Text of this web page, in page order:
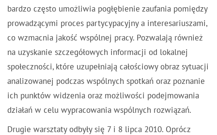
bardzo często umożliwia pogłębienie zaufania pomiędzy
prowadzącymi proces partycypacyjny a interesariuszami,
co wzmacnia jakość wspólnej pracy. Pozwalają również
na uzyskanie szczegółowych informacji od lokalnej
społeczności, które uzupełniają całościowy obraz sytuacji
analizowanej podczas wspólnych spotkań oraz poznanie
ich punktów widzenia oraz możliwości podejmowania
działań w celu wypracowania wspólnych rozwiązań.
Drugie warsztaty odbyły się 7 i 8 lipca 2010. Oprócz